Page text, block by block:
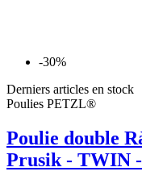
-30%
Derniers articles en stock
Poulies PETZL®
Poulie double
Prusik - TWIN